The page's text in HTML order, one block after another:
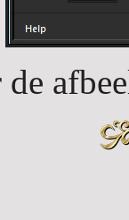
de